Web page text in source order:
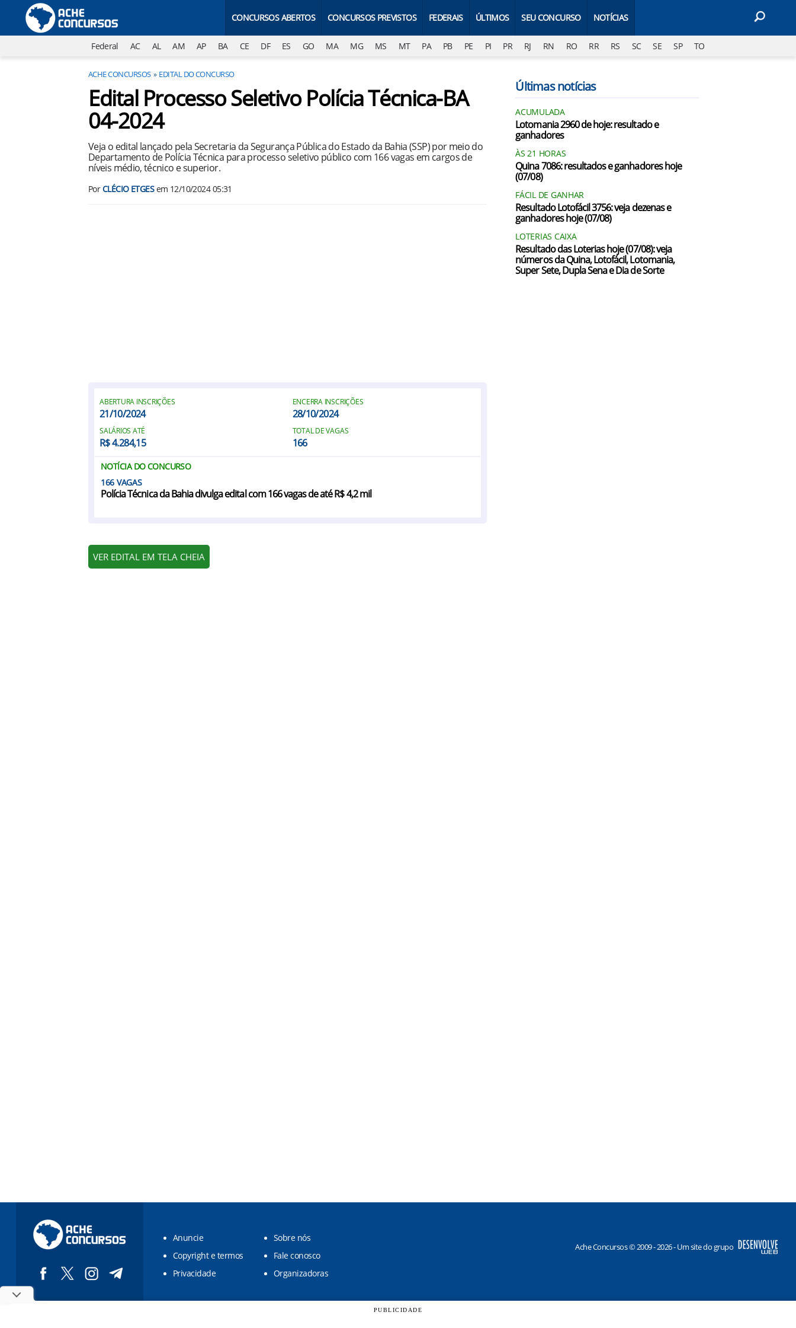
CONCURSOS ABERTOS CONCURSOS PREVISTOS FEDERAIS ÚLTIMOS SEU CONCURSO NOTÍCIAS
Federal AC AL AM AP BA CE DF ES GO MA MG MS MT PA PB PE PI PR RJ RN RO RR RS SC SE SP TO
ACHE CONCURSOS EDITAL DO CONCURSO
Edital Processo Seletivo Polícia Técnica-BA
04-2024
Veja o edital lançado pela Secretaria da Segurança Pública do Estado da Bahia (SSP) por meio do
Departamento de Polícia Técnica para processo seletivo público com 166 vagas em cargos de
níveis médio, técnico e superior.
PorCLÉCIO ETGESem 12/10/2024 05:31
ABERTURA INSCRIÇÕES
21/10/2024
ENCERRA INSCRIÇÕES
28/10/2024
SALÁRIOS ATÉ
R$ 4.284,15
TOTAL DE VAGAS
166
NOTÍCIA DO CONCURSO
166
Polícia Técnica da Bahia divulga edital com 166 vagas de até R$ 4,2 mil
VER EDITAL EM TELA CHEIA
Últimas notícias
ACUMULADA
Lotomania 2960 de hoje: resultado e
ganhadores
ÀS 21 HORAS
Quina 7086: resultados e ganhadores hoje
(07/08)
FÁCIL DE GANHAR
Resultado Lotofácil 3756: veja dezenas e
ganhadores hoje (07/08)
LOTERIAS CAIXA
Resultado das Loterias hoje (07/08): veja
números da Quina, Lotofácil, Lotomania,
Super Sete, Dupla Sena e Dia de Sorte
Anuncie
Sobre nós
Copyright e termos
Fale conosco
Privacidade
Organizadoras
Ache Concursos © 2009 - 2026 - Um site do grupo
PUBLICIDADE